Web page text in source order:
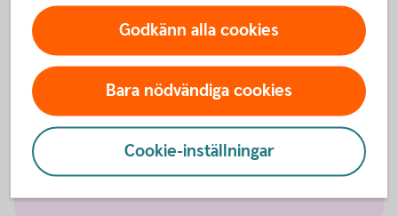
Tjänstegrupplivförsäkring TGL
Vårdförsäkring företag
Godkänn alla cookies
Bara nödvändiga cookies
Cookie-inställningar